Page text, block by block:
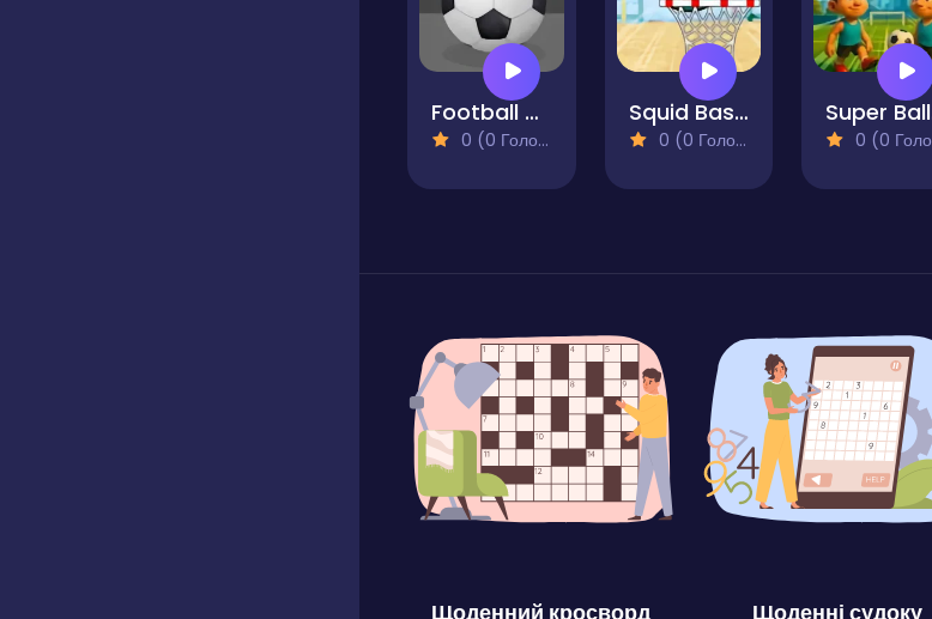
Football Master Arcade
0 (0 Голосів)
Squid Basket
0 (0 Голосів) 0 (0 Голосів)
Щоденний кросворд Щоденні судоку